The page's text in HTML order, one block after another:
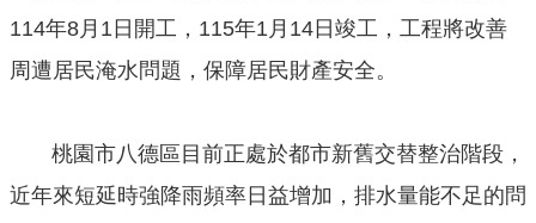
錄
業
114年8月1日開工，115年1月14日竣工，工程將改善
周遭居民淹水問題，保障居民財產安全。
桃園市八德區目前正處於都市新舊交替整治階段，
近年來短延時強降雨頻率日益增加，排水量能不足的問